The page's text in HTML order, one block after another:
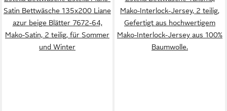
Satin Bettwäsche 135x200 Liane
azur beige Blätter 7672-64,
Mako-Satin, 2 teilig, für Sommer
und Winter
Mako-Interlock-Jersey, 2 teilig,
Gefertigt aus hochwertigem
Mako-Interlock-Jersey aus 100%
Baumwolle.